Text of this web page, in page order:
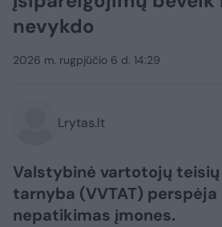
nevykdo
2026 m. rugpjūčio 6 d. 14:29
Lrytas.lt
Valstybinė vartotojų teisių
tarnyba (VVTAT) perspėja
nepatikimas įmones.